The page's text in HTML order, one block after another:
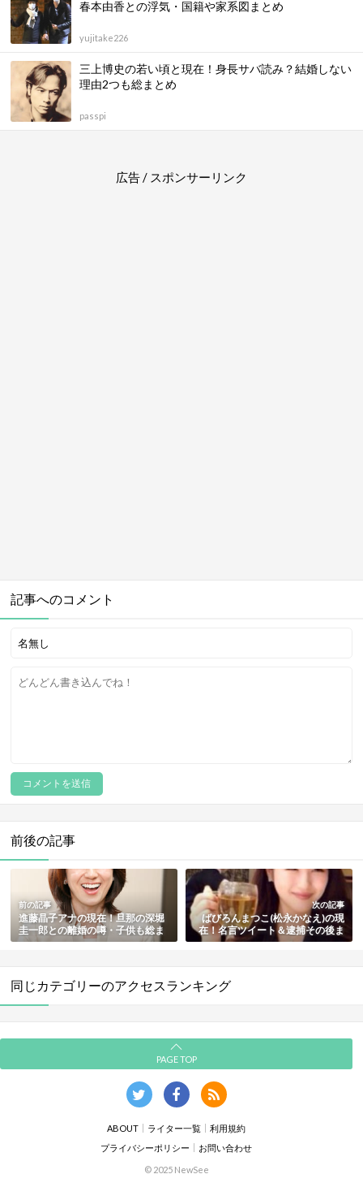
春本由香との浮気・国籍や家系図まとめ
yujitake226
三上博史の若い頃と現在！身長サバ読み？結婚しない
理由2つも総まとめ
passpi
広告 / スポンサーリンク
記事へのコメント
前後の記事
前の記事
進藤晶子アナの現在！旦那の深堀
圭一郎との離婚の噂・子供も総ま
とめ
次の記事
ばびろんまつこ(松永かなえ)の現
在！名言ツイート＆逮捕その後ま
とめ
同じカテゴリーのアクセスランキング
PAGE TOP
ABOUT ライター一覧
利用規約
プライバシーポリシー
お問い合わせ
© 2025 NewSee